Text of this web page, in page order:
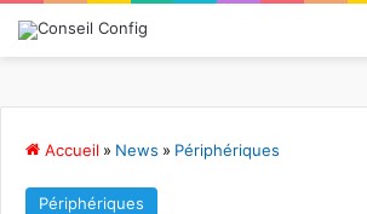
Accueil » News » Périphériques
Périphériques